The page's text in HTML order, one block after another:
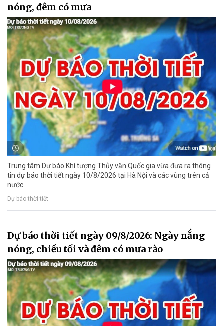
nóng, đêm có mưa
Trung tâm Dự báo Khí tượng Thủy văn Quốc gia vừa đưa ra thông
tin dự báo thời tiết ngày 10/8/2026 tại Hà Nội và các vùng trên cả
nước.
Dự báo thời tiết
Dự báo thời tiết ngày 09/8/2026: Ngày nắng
nóng, chiều tối và đêm có mưa rào